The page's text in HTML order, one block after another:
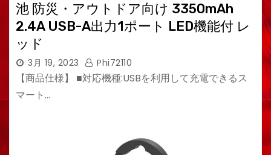
池 防災・アウトドア向け 3350mAh
2.4A USB-A出力1ポート LED機能付 レ
ッド
3月 19, 2023 Phi72110
【商品仕様】 ■対応機種:USBを利用して充電できるス
マート…